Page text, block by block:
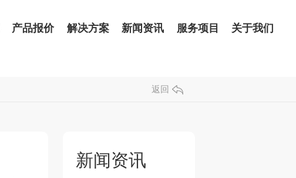
产品报价 解决方案 新闻资讯 服务项目 关于我们
返回
新闻资讯